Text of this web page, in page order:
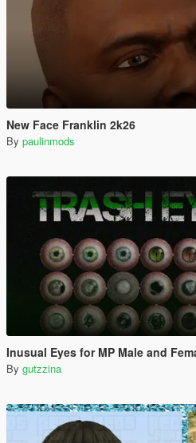
New Face Franklin 2k26
By paulinmods
Inusual Eyes for MP Male and
By gutzzina